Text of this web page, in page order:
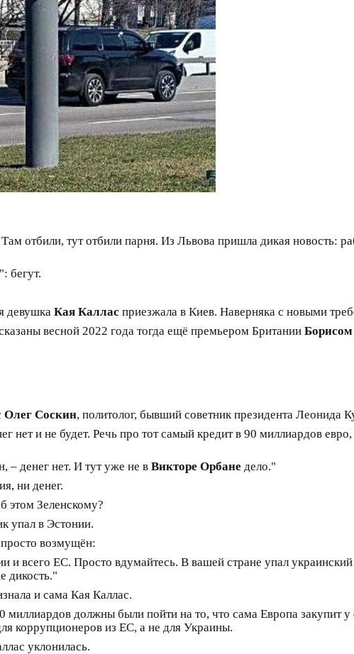
отбили, тут отбили парня. Из Львова пришла дикая новость:
бегут.
девушка Кая Каллас приезжала в Киев. Наверняка с новыми
весной 2022 года тогда ещё премьером Британии
Олег Соскин, политолог, бывший советник президента Леонида
нет и не будет. Речь про тот самый кредит в 90 миллиардов
– денег нет. И тут уже не в Викторе Орбане дело."
ни денег.
этом Зеленскому?
упал в Эстонии.
возмущён:
и всего ЕС. Просто вдумайтесь. В вашей стране упал
дикость."
и сама Кая Каллас.
миллиардов должны были пойти на то, что сама Европа закупит
коррупционеров из ЕС, а не для Украины.
уклонилась.